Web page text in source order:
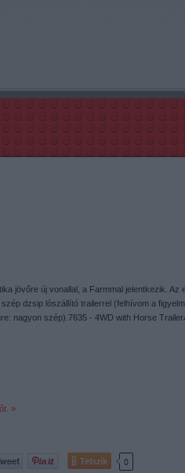
jövőre új vonallal, a Farmmal jelentkezik. Az
dzsip lószállító trailerrel (felhívom a
nagyon szép).7635 - 4WD with Horse
»
Tetszik 0